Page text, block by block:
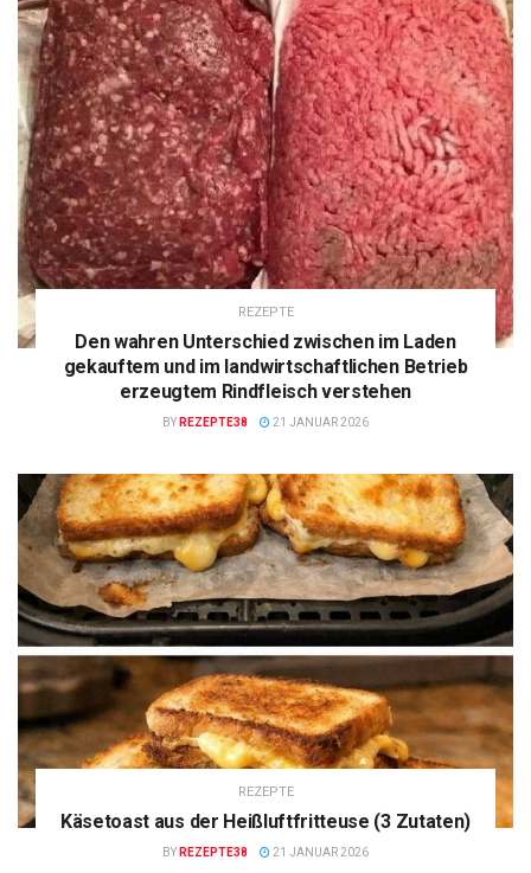
REZEPTE
Den wahren Unterschied zwischen im Laden
gekauftem und im landwirtschaftlichen Betrieb
erzeugtem Rindfleisch verstehen
BY REZEPTE38 21 JANUAR 2026
REZEPTE
Käsetoast aus der Heißluftfritteuse (3 Zutaten)
BY REZEPTE38 21 JANUAR 2026